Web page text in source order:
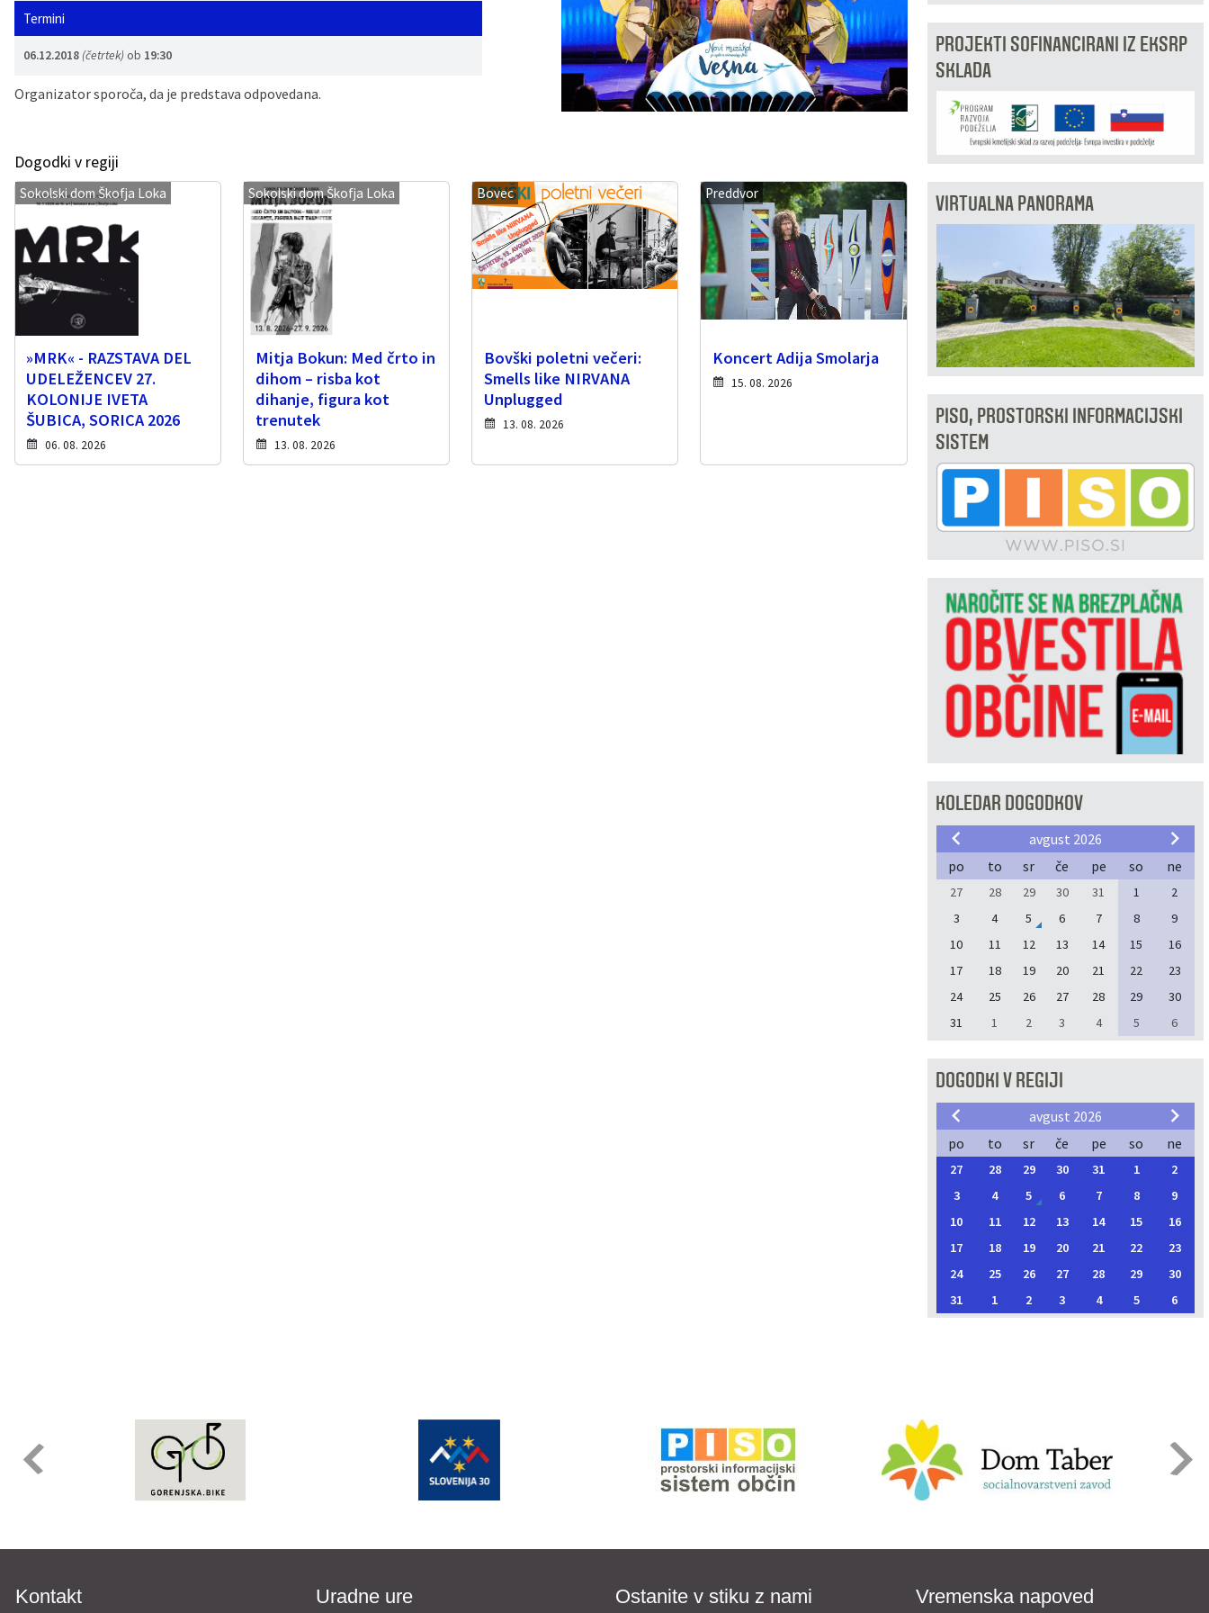
Termini
06.12.2018(četrtek)ob 19:30
Organizator sporoča, da je predstava odpovedana.
Dogodki v regiji
Sokolski dom Škofja Loka
»MRK« - RAZSTAVA DEL
UDELEŽENCEV 27.
KOLONIJE IVETA
ŠUBICA, SORICA 2026
06. 08. 2026
Sokolski dom Škofja Loka
Mitja Bokun: Med črto in
dihom – risba kot
dihanje, figura kot
trenutek
13. 08. 2026
Bovec
Bovški poletni večeri:
Smells like NIRVANA
Unplugged
13. 08. 2026
Preddvor
Koncert Adija Smolarja
15. 08. 2026
PROJEKTI SOFINANCIRANI IZ EKSRP
SKLADA
VIRTUALNA PANORAMA
PISO, PROSTORSKI INFORMACIJSKI
SISTEM
KOLEDAR DOGODKOV
avgust 2026
po
to sr če pe so ne
27 28 29 30 31 1
2
3
4 5 6 7 8
9
10
11 12 13 14 15
16
17
18 19 20 21 22
23
24
25 26 27 28 29
30
31
1 2 3 4 5 6
DOGODKI V REGIJI
avgust 2026
po
to sr če pe so ne
27 28 29 30 31 1
2
3
4 5 6 7 8
9
10
11 12 13 14 15
16
17
18 19 20 21 22
23
24
25 26 27 28 29
30
31
1 2 3 4 5 6
Kontakt Uradne ure Ostanite v stiku z nami Vremenska napoved
Vaške skupnosti
Gasilstvo, zaščita in reševanje
Načrt ravnanja s stvarnim premoženjem
Galerija slik
Dokumenti v javni obravnavi